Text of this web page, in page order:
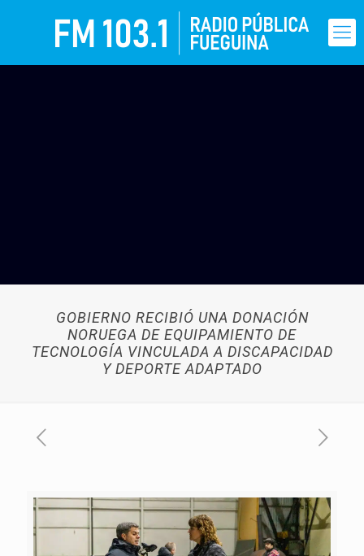
GOBIERNO RECIBIÓ UNA DONACIÓN
NORUEGA DE EQUIPAMIENTO DE
TECNOLOGÍA VINCULADA A DISCAPACIDAD
Y DEPORTE ADAPTADO